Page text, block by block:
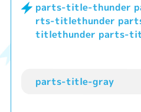
parts-title-thunder
rts-titlethunder
titlethunder parts-
parts-title-gray